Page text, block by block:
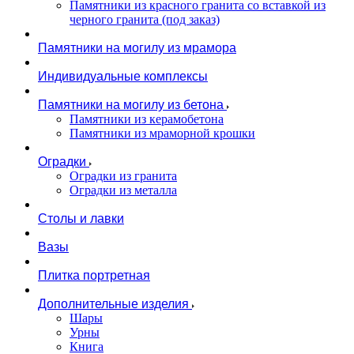
Памятники из красного гранита со вставкой из
черного гранита (под заказ)
Памятники на могилу из мрамора
Индивидуальные комплексы
Памятники на могилу из бетона
Памятники из керамобетона
Памятники из мраморной крошки
Оградки
Оградки из гранита
Оградки из металла
Столы и лавки
Вазы
Плитка портретная
Дополнительные изделия
Шары
Урны
Книга